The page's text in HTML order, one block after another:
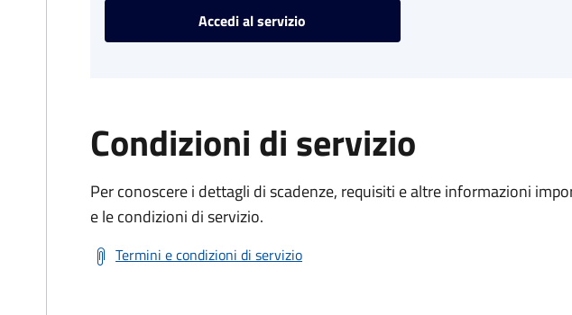
Accedi al servizio
Condizioni di servizio
Per conoscere i dettagli di scadenze, requisiti e altre informazioni
e le condizioni di servizio.
Termini e condizioni di servizio